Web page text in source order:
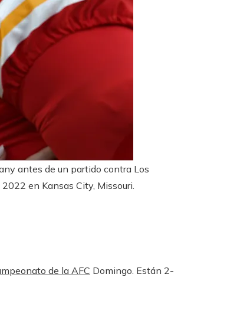
antes de un partido contra Los
en Kansas City, Missouri.
de la AFC Domingo. Están 2-